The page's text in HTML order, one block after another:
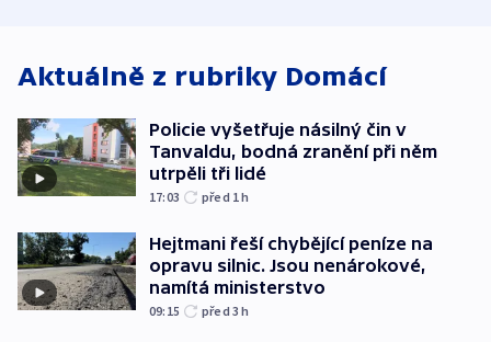
Aktuálně z rubriky Domácí
Policie vyšetřuje násilný čin v
Tanvaldu, bodná zranění při něm
utrpěli tři lidé
17:03 před 1h
Hejtmani řeší chybějící peníze na
opravu silnic. Jsou nenárokové,
namítá ministerstvo
09:15 před 3h